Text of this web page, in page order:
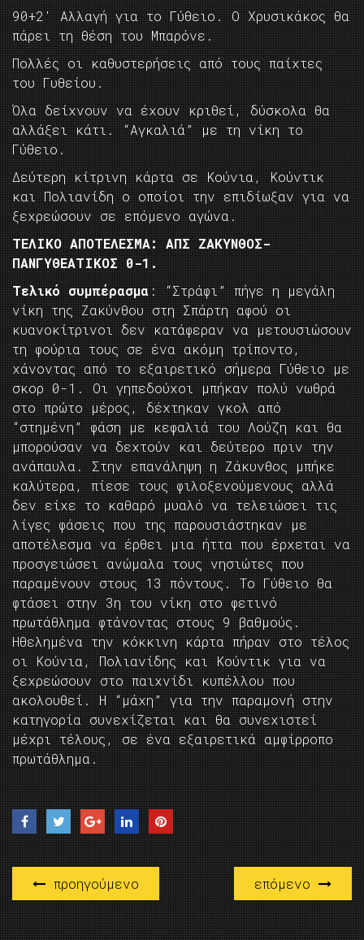
90+2′ Αλλαγή για το Γύθειο. Ο Χρυσικάκος θα
πάρει τη θέση του Μπαρόνε.
Πολλές οι καθυστερήσεις από τους παίχτες
του Γυθείου.
Όλα δείχνουν να έχουν κριθεί, δύσκολα θα
αλλάξει κάτι. “Αγκαλιά” με τη νίκη το
Γύθειο.
Δεύτερη κίτρινη κάρτα σε Κούνια, Κούντικ
και Πολιανίδη ο οποίοι την επιδίωξαν για να
ξεχρεώσουν σε επόμενο αγώνα.
ΤΕΛΙΚΟ ΑΠΟΤΕΛΕΣΜΑ: ΑΠΣ ΖΑΚΥΝΘΟΣ-
ΠΑΝΓΥΘΕΑΤΙΚΟΣ 0-1.
Τελικό συμπέρασμα : “Στράφι” πήγε η μεγάλη
νίκη της Ζακύνθου στη Σπάρτη αφού οι
κυανοκίτρινοι δεν κατάφεραν να μετουσιώσουν
τη φούρια τους σε ένα ακόμη τρίποντο,
χάνοντας από το εξαιρετικό σήμερα Γύθειο με
σκορ 0-1. Οι γηπεδούχοι μπήκαν πολύ νωθρά
στο πρώτο μέρος, δέχτηκαν γκολ από
“στημένη” φάση με κεφαλιά του Λούζη και θα
μπορούσαν να δεχτούν και δεύτερο πριν την
ανάπαυλα. Στην επανάληψη η Ζάκυνθος μπήκε
καλύτερα, πίεσε τους φιλοξενούμενους αλλά
δεν είχε το καθαρό μυαλό να τελειώσει τις
λίγες φάσεις που της παρουσιάστηκαν με
αποτέλεσμα να έρθει μια ήττα που έρχεται να
προσγειώσει ανώμαλα τους νησιώτες που
παραμένουν στους 13 πόντους. Το Γύθειο θα
φτάσει στην 3η του νίκη στο φετινό
πρωτάθλημα φτάνοντας στους 9 βαθμούς.
Ηθελημένα την κόκκινη κάρτα πήραν στο τέλος
οι Κούνια, Πολιανίδης και Κούντικ για να
ξεχρεώσουν στο παιχνίδι κυπέλλου που
ακολουθεί. Η “μάχη” για την παραμονή στην
κατηγορία συνεχίζεται και θα συνεχιστεί
μέχρι τέλους, σε ένα εξαιρετικά αμφίρροπο
πρωτάθλημα.
προηγούμενο επόμενο